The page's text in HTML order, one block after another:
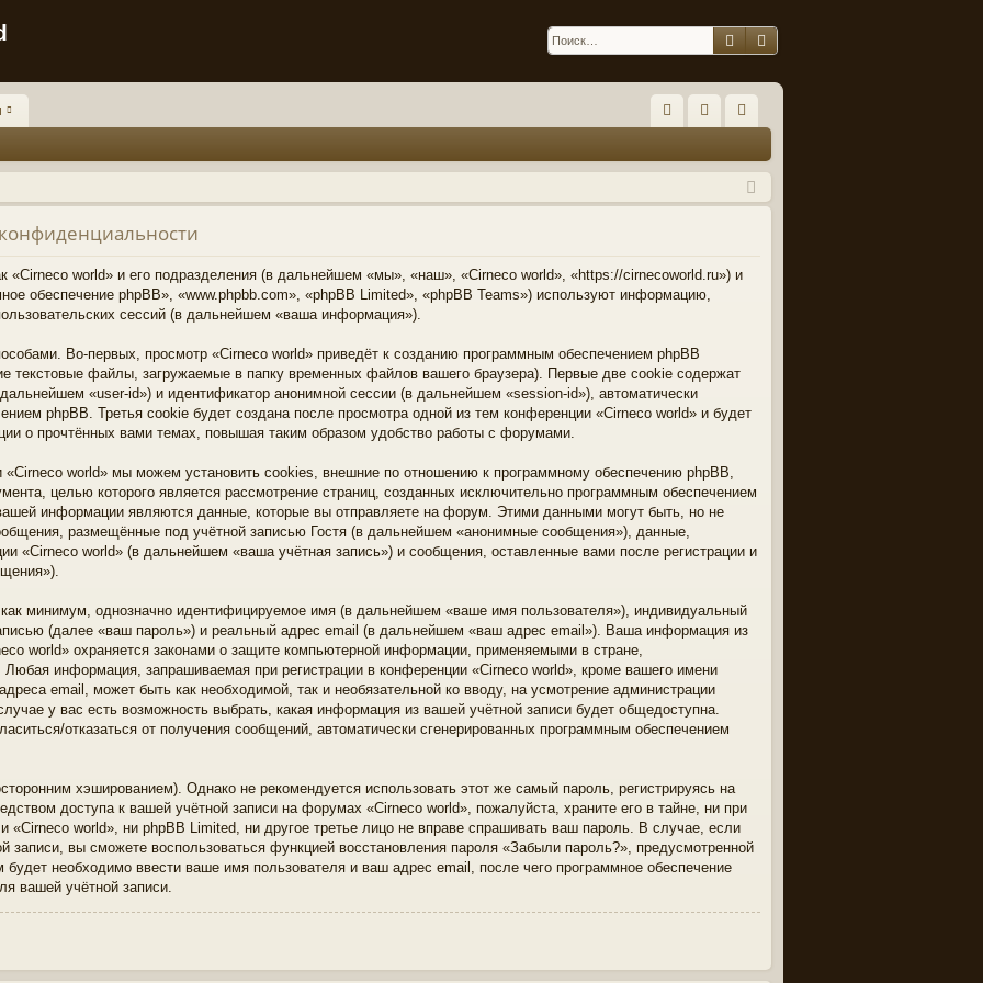
Поиск
Q д ис
тр
ия
«Cirneco world» и его подразделения (в дальнейшем «мы», «наш», «Cirneco world», «https://cirnecoworld.ru») и
обеспечение phpBB», «www.phpbb.com», «phpBB Limited», «phpBB Teams») используют информацию,
сессий (в дальнейшем «ваша информация»).
Во-первых, просмотр «Cirneco world» приведёт к созданию программным обеспечением phpBB
текстовые файлы, загружаемые в папку временных файлов вашего браузера). Первые две cookie содержат
«user-id») и идентификатор анонимной сессии (в дальнейшем «session-id»), автоматически
phpBB. Третья cookie будет создана после просмотра одной из тем конференции «Cirneco world» и будет
о прочтённых вами темах, повышая таким образом удобство работы с форумами.
world» мы можем установить cookies, внешние по отношению к программному обеспечению phpBB,
целью которого является рассмотрение страниц, созданных исключительно программным обеспечением
информации являются данные, которые вы отправляете на форум. Этими данными могут быть, но не
размещённые под учётной записью Гостя (в дальнейшем «анонимные сообщения»), данные,
«Cirneco world» (в дальнейшем «ваша учётная запись») и сообщения, оставленные вами после регистрации и
минимум, однозначно идентифицируемое имя (в дальнейшем «ваше имя пользователя»), индивидуальный
(далее «ваш пароль») и реальный адрес email (в дальнейшем «ваш адрес email»). Ваша информация из
world» охраняется законами о защите компьютерной информации, применяемыми в стране,
информация, запрашиваемая при регистрации в конференции «Cirneco world», кроме вашего имени
email, может быть как необходимой, так и необязательной ко вводу, на усмотрение администрации
у вас есть возможность выбрать, какая информация из вашей учётной записи будет общедоступна.
отказаться от получения сообщений, автоматически сгенерированных программным обеспечением
хэшированием). Однако не рекомендуется использовать этот же самый пароль, регистрируясь на
доступа к вашей учётной записи на форумах «Cirneco world», пожалуйста, храните его в тайне, ни при
«Cirneco world», ни phpBB Limited, ни другое третье лицо не вправе спрашивать ваш пароль. В случае, если
записи, вы сможете воспользоваться функцией восстановления пароля «Забыли пароль?», предусмотренной
необходимо ввести ваше имя пользователя и ваш адрес email, после чего программное обеспечение
вашей учётной записи.